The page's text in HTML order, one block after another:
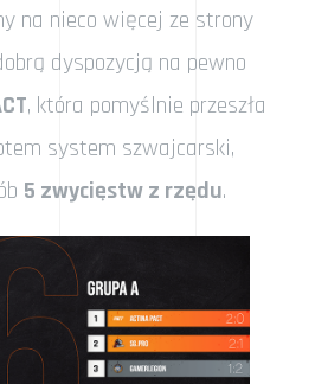
na nieco więcej ze strony
dyspozycją na pewno
, która pomyślnie przeszła
system szwajcarski,
5 zwycięstw z rzędu.